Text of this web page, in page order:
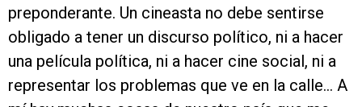
preponderante. Un cineasta no debe sentirse
obligado a tener un discurso político, ni a hacer
una película política, ni a hacer cine social, ni a
representar los problemas que ve en la calle... A